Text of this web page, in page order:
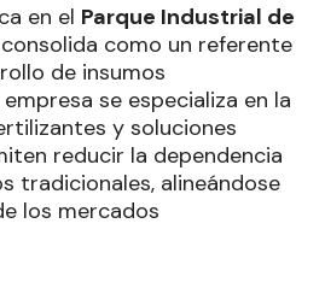
en el Parque Industrial de
consolida como un referente
de insumos
se especializa en la
y soluciones
reducir la dependencia
tradicionales, alineándose
los mercados